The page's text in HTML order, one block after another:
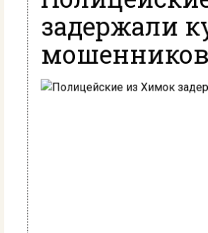
задержали
мошенников